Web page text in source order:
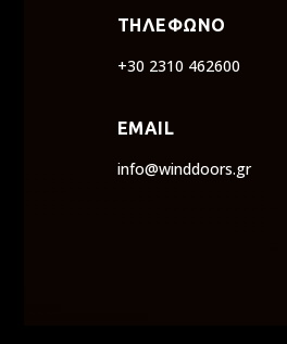
ΤΗΛΕΦΩΝΟ
+30 2310 462600
EMAIL
info@winddoors.gr